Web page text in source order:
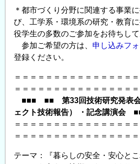
＊都市づくり分野に関連する事業
び、工学系・環境系の研究・教育
役学生の多数のご参加をお待ちして
参加ご希望の方は、 申し込みフ
登録ください。
＝＝＝＝＝＝＝＝＝＝＝＝＝＝＝
＝＝＝＝＝＝＝＝＝＝＝＝＝＝＝
■■■ ■■ 第33回技術研究発表会
ェクト技術報告） ・記念講演会
＝＝＝＝＝＝＝＝＝＝＝＝＝＝＝
＝＝＝＝＝＝＝＝＝＝＝＝＝＝＝
テーマ：『暮らしの安全・安心と